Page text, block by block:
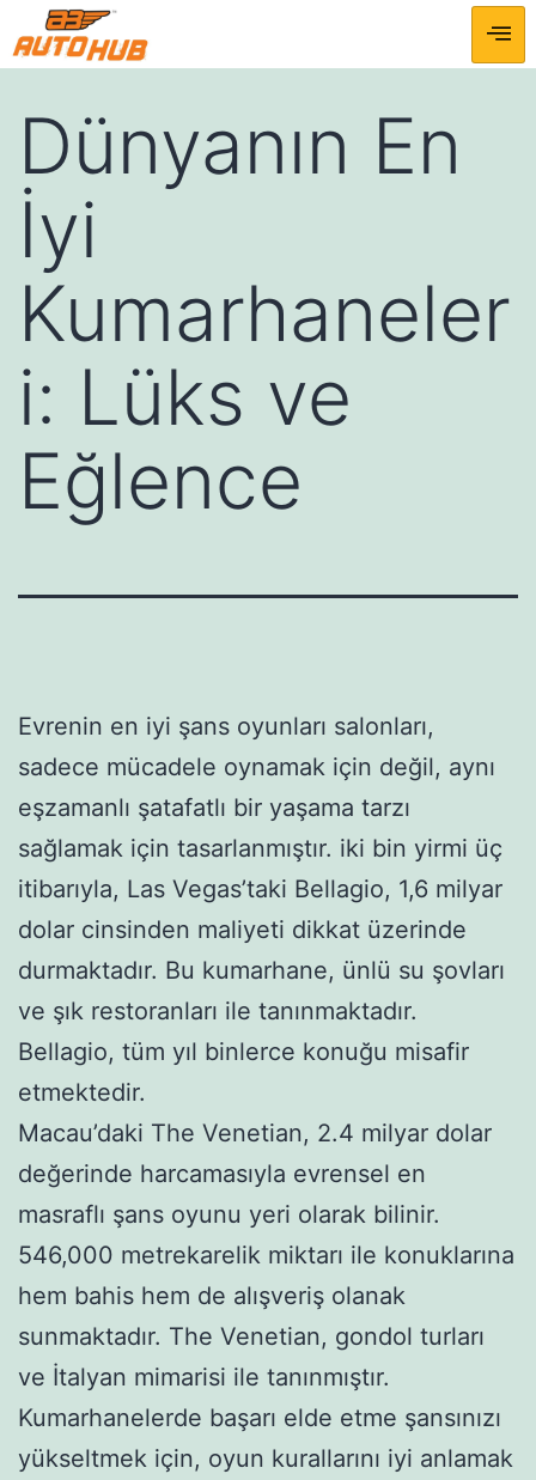
Dünyanın En
İyi
Kumarhaneler
i: Lüks ve
Eğlence
Evrenin en iyi şans oyunları salonları,
sadece mücadele oynamak için değil, aynı
eşzamanlı şatafatlı bir yaşama tarzı
sağlamak için tasarlanmıştır. iki bin yirmi üç
itibarıyla, Las Vegas’taki Bellagio, 1,6 milyar
dolar cinsinden maliyeti dikkat üzerinde
durmaktadır. Bu kumarhane, ünlü su şovları
ve şık restoranları ile tanınmaktadır.
Bellagio, tüm yıl binlerce konuğu misafir
etmektedir.
Macau’daki The Venetian, 2.4 milyar dolar
değerinde harcamasıyla evrensel en
masraflı şans oyunu yeri olarak bilinir.
546,000 metrekarelik miktarı ile konuklarına
hem bahis hem de alışveriş olanak
sunmaktadır. The Venetian, gondol turları
ve İtalyan mimarisi ile tanınmıştır.
Kumarhanelerde başarı elde etme şansınızı
yükseltmek için, oyun kurallarını iyi anlamak